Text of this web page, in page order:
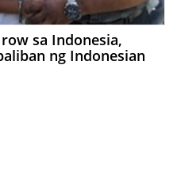
sa Indonesia,
ng Indonesian